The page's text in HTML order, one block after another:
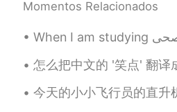
problem 👀 you can
ENDE CN JPPH
@Hina are you good
Momentos Relacionados
怎么把中文的 '笑点' 翻译成英文？ 我和你开玩笑而已！I'm just joking! 那，
今天的小小飞行员的直升机活动！单词包括： Helicopter - 直升机 Pilot - 飞行员 Fly - 飞 Land -